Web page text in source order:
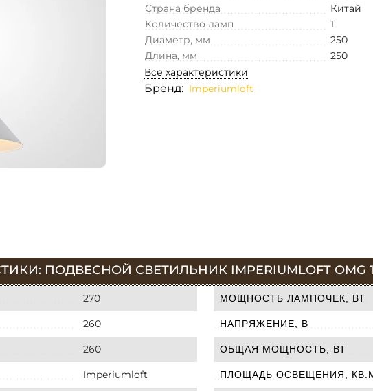
Страна бренда
Китай
Количество ламп
1
Диаметр, мм
250
Длина, мм
250
Все характеристики
Бренд: Imperiumloft
ПОДВЕСНОЙ СВЕТИЛЬНИК IMPERIUMLOFT OMG
270
260
260
Imperiumloft
МОЩНОСТЬ ЛАМПОЧЕК, ВТ
НАПРЯЖЕНИЕ, В
ОБЩАЯ МОЩНОСТЬ, ВТ
ПЛОЩАДЬ ОСВЕЩЕНИЯ,